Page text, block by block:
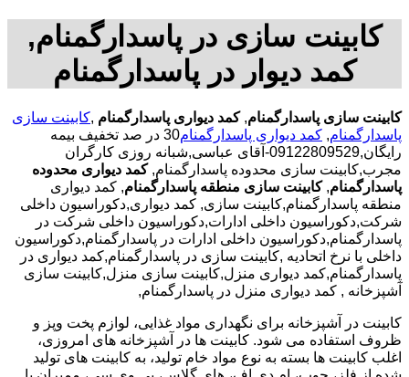
کابینت سازی در پاسدارگمنام,
کمد دیوار در پاسدارگمنام
کابینت سازی پاسدارگمنام,کمد دیواری پاسدارگمنام ,کابینت سازی
پاسدارگمنام, کمد دیواری پاسدارگمنام
30 در صد تخفیف بیمه
رایگان,09122809529-آقای عباسی,شبانه روزی کارگران
مجرب,کابینت سازی محدوده پاسدارگمنام,کمد دیواری محدوده
پاسدارگمنام, کابینت سازی منطقه پاسدارگمنام, کمد دیواری
منطقه پاسدارگمنام,کابینت سازی, کمد دیواری,دکوراسیون داخلی
شرکت,دکوراسیون داخلی ادارات,دکوراسیون داخلی شرکت در
پاسدارگمنام,دکوراسیون داخلی ادارات در پاسدارگمنام,دکوراسیون
داخلی با نرخ اتحادیه ,کابینت سازی در پاسدارگمنام,کمد دیواری در
پاسدارگمنام,کمد دیواری منزل,کابینت سازی منزل,کابینت سازی
آشپزخانه , کمد دیواری منزل در پاسدارگمنام,
کابینت در آشپزخانه برای نگهداری مواد غذایی، لوازم پخت وپز و
ظروف استفاده می شود. کابینت ها در آشپزخانه های امروزی،
اغلب کابینت ها بسته به نوع مواد خام تولید، به کابینت های تولید